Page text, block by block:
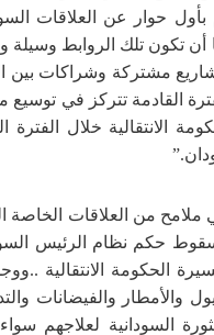
حوار عن العلاقات
أن تكون تلك الروابط
مشتركة وشراكات بين
القادمة تتركز في توسيع
الانتقالية خلال
من العلاقات الخاصة
سقوط حكم نظام الرئيس
مسيرة الحكومة
والأمطار والفيضانات
السودانية لعلاجهم